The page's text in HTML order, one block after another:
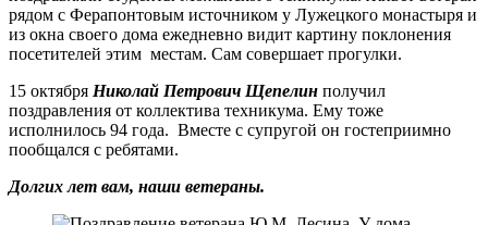
рядом с Ферапонтовым источником у Лужецкого монастыря и
из окна своего дома ежедневно видит картину поклонения
посетителей этим местам. Сам совершает прогулки.
15 октября Николай Петрович Щепелин получил
поздравления от коллектива техникума. Ему тоже
исполнилось 94 года. Вместе с супругой он гостеприимно
пообщался с ребятами.
Долгих лет вам, наши ветераны.